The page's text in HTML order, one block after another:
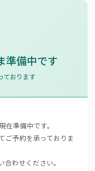
準備中です
ております
在準備中です。
ご予約を承っておりま
わせください。